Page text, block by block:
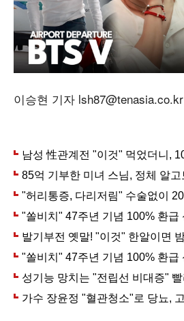
이승현 기자 lsh87@tenasia.co.kr